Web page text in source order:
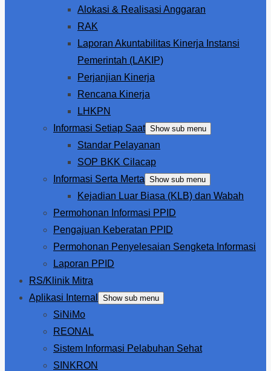
Alokasi & Realisasi Anggaran
RAK
Laporan Akuntabilitas Kinerja Instansi
Pemerintah (LAKIP)
Perjanjian Kinerja
Rencana Kinerja
LHKPN
Informasi Setiap Saat Show sub menu
Standar Pelayanan
SOP BKK Cilacap
Informasi Serta Merta Show sub menu
Kejadian Luar Biasa (KLB) dan Wabah
Permohonan Informasi PPID
Pengajuan Keberatan PPID
Permohonan Penyelesaian Sengketa Informasi
Laporan PPID
RS/Klinik Mitra
Aplikasi Internal
Show sub menu
SiNiMo
REONAL
Sistem Informasi Pelabuhan Sehat
SINKRON